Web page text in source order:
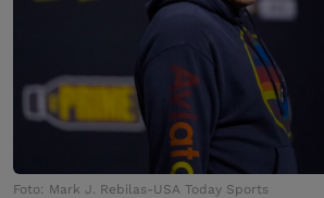
Foto: Mark J. Rebilas-USA Today Sports